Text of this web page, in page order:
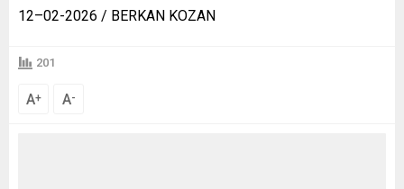
12–02-2026 / BERKAN KOZAN
201
A+ A-